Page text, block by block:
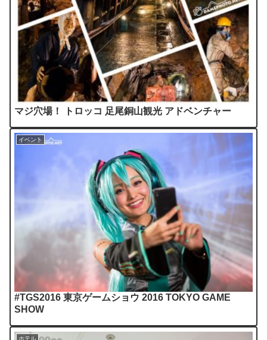
マジ穴場！ トロッコ 足尾銅山観光 アドベンチャー
イベント
#TGS2016 東京ゲームショウ 2016 TOKYO GAME
SHOW
ホテル